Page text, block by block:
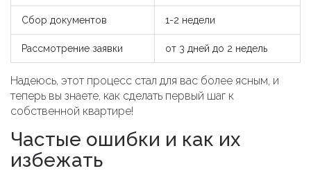
Сбор документов 1-2 недели
Рассмотрение заявки от 3 дней до 2 недель
Надеюсь, этот процесс стал для вас более ясным, и
теперь вы знаете, как сделать первый шаг к
собственной квартире!
Частые ошибки и как их
избежать